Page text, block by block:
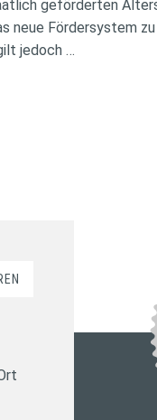
geförderten
neue Fördersystem
jedoch …